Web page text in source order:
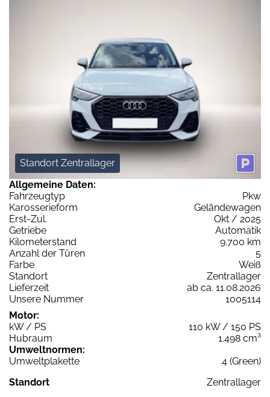
Standort Zentrallager
Allgemeine Daten:
Fahrzeugtyp
Pkw
Karosserieform
Geländewagen
Erst-Zul.
Okt / 2025
Getriebe
Automatik
Kilometerstand
9.700 km
Anzahl der Türen
5
Farbe
Weiß
Standort
Zentrallager
Lieferzeit
ab ca. 11.08.2026
Unsere Nummer
1005114
Motor:
kW / PS
110 kW / 150 PS
Hubraum
1.498 cm³
Umweltnormen:
Umweltplakette
4 (Green)
Standort
Zentrallager